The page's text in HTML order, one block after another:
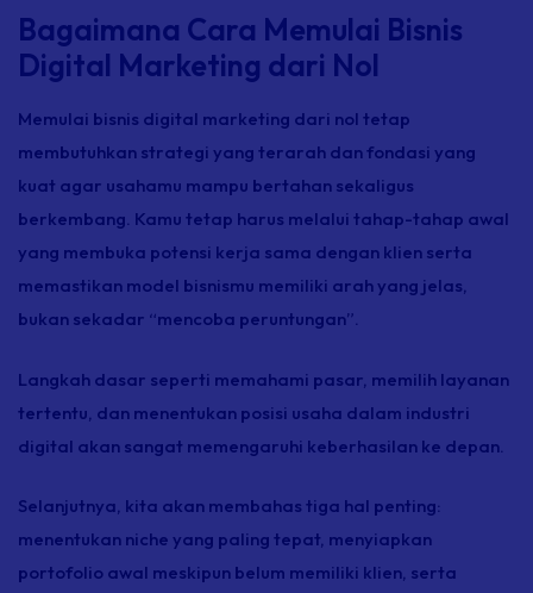
Bagaimana Cara Memulai Bisnis
Digital Marketing dari Nol
Memulai bisnis digital marketing dari nol tetap
membutuhkan strategi yang terarah dan fondasi yang
kuat agar usahamu mampu bertahan sekaligus
berkembang. Kamu tetap harus melalui tahap-tahap awal
yang membuka potensi kerja sama dengan klien serta
memastikan model bisnismu memiliki arah yang jelas,
bukan sekadar “mencoba peruntungan”.
Langkah dasar seperti memahami pasar, memilih layanan
tertentu, dan menentukan posisi usaha dalam industri
digital akan sangat memengaruhi keberhasilan ke depan.
Selanjutnya, kita akan membahas tiga hal penting:
menentukan niche yang paling tepat, menyiapkan
portofolio awal meskipun belum memiliki klien, serta